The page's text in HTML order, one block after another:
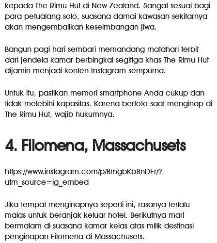
kepada The Rimu Hut di New Zealand. Sangat sesuai bagi
para petualang solo, suasana damai kawasan sekitarnya
akan mengembalikan keseimbangan jiwa.
Bangun pagi hari sembari memandang matahari terbit
dari jendela kamar berbingkai segitiga khas The Rimu Hut
dijamin menjadi konten Instagram sempurna.
Untuk itu, pastikan memori smartphone Anda cukup dan
tidak melebihi kapasitas. Karena berfoto saat menginap di
The Rimu Hut, wajib hukumnya.
4. Filomena, Massachusets
https://www.instagram.com/p/BmgbKb8nDFr/?
utm_source=ig_embed
Jika tempat menginapnya seperti ini, rasanya terlalu
malas untuk beranjak keluar hotel. Berikutnya mari
bermalam di suasana kamar kelas atas milik destinasi
penginapan Filomena di Massachusets.